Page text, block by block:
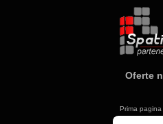
Oferte
Prima pagina